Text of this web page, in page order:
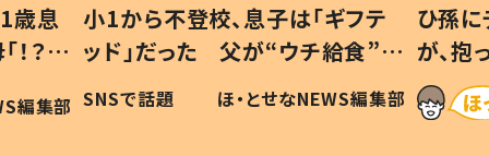
歳息
？」
編集部
小1から不登校、息子は「ギフテ
ッド」だった 父が“ウチ給食”を
作り続ける理由とは #令和の親
#令和の子
SNSで話題 ほ・とせなNEWS編集部
ひ孫
が、
「涙が
い」